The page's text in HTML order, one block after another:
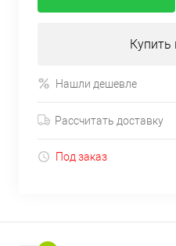
Купить
Нашли дешевле
Рассчитать доставку
Под заказ